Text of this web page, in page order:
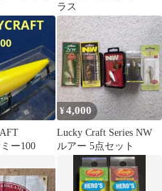
ラス
ー100
¥4,000
Lucky Craft Series NW
ルアー 5点セット